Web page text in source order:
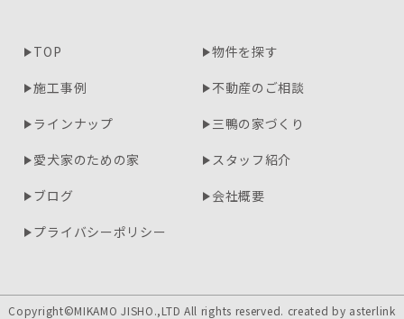
TOP
物件を探す
施工事例
不動産のご相談
ラインナップ
三鴨の家づくり
愛犬家のための家
スタッフ紹介
ブログ
会社概要
プライバシーポリシー
Copyright©MIKAMO JISHO.,LTD All rights reserved. created by asterlink